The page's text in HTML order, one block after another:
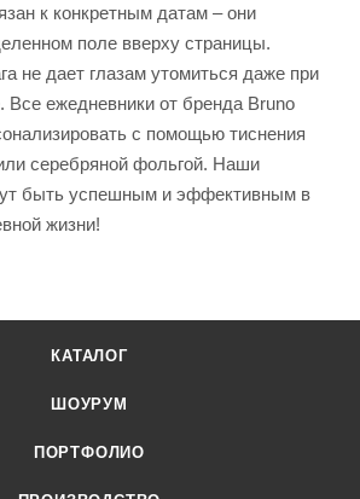
к конкретным датам – они
поле вверху страницы.
не дает глазам утомиться даже при
Все ежедневники от бренда Bruno
с помощью тиснения
серебряной фольгой. Наши
быть успешным и эффективным в
жизни!
КАТАЛОГ
ШОУРУМ
ПОРТФОЛИО